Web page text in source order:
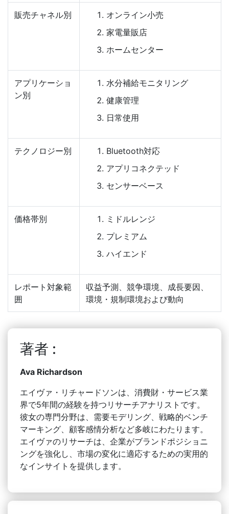
販売チャネル別
オンライン小売
家電量販店
ホームセンター
アプリケーショ
ン別
水分補給モニタリング
健康管理
日常使用
テクノロジー別
Bluetooth対応
アプリコネクテッド
センサーベース
価格帯別
ミドルレンジ
プレミアム
ハイエンド
レポート対象範
囲
収益予測、競争環境、成長要因、
環境・規制環境および動向
著者 :
Ava Richardson
エイヴァ・リチャードソンは、消費財・サービス業
界で5年間の経験を持つリサーチアナリストです。
彼女の専門分野は、需要モデリング、戦略的ベンチ
マーキング、顧客感情分析など多岐にわたります。
エイヴァのリサーチは、企業がブランドポジショニ
ングを強化し、市場の変化に適応するための実用的
なインサイトを提供します。